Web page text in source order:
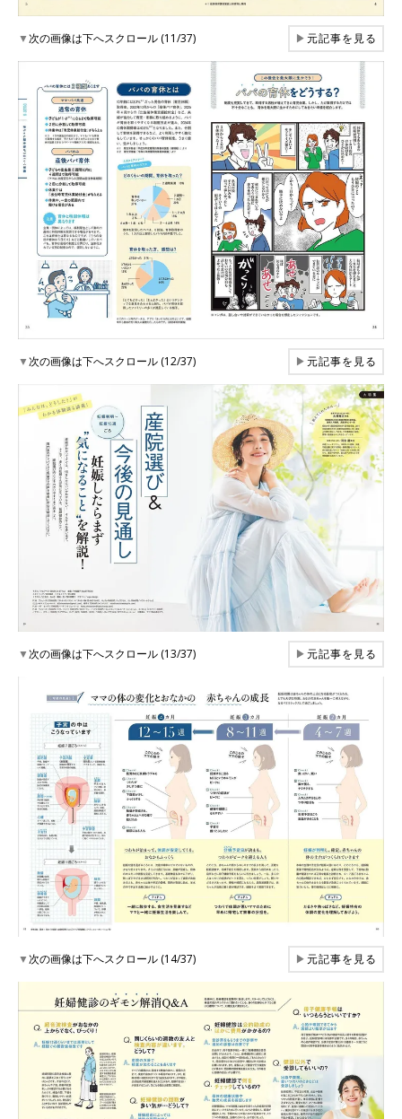
▼次の画像は下へスクロール (11/37) ▶元記事を見る
▼次の画像は下へスクロール (12/37) ▶元記事を見る
▼次の画像は下へスクロール (13/37) ▶元記事を見る
▼次の画像は下へスクロール (14/37) ▶元記事を見る